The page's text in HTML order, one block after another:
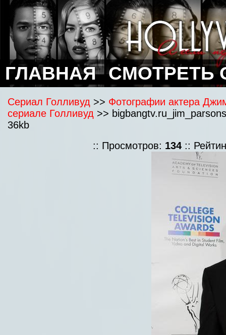
ГЛАВНАЯ СМОТРЕТЬ
Сериал Голливуд >> Фотографии актера
сериале Голливуд >>
36kb
:: Просмотров: 134 ::